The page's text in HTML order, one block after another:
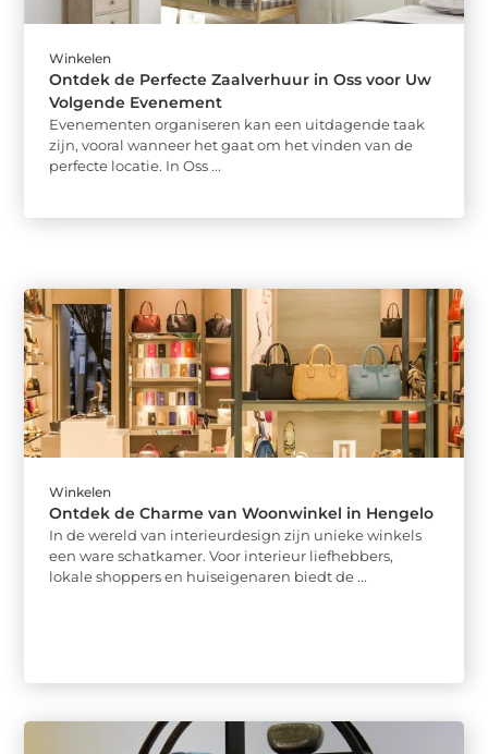
Winkelen
Ontdek de Perfecte Zaalverhuur in Oss voor Uw
Volgende Evenement
Evenementen organiseren kan een uitdagende taak
zijn, vooral wanneer het gaat om het vinden van de
perfecte locatie. In Oss ...
Winkelen
Ontdek de Charme van Woonwinkel in Hengelo
In de wereld van interieurdesign zijn unieke winkels
een ware schatkamer. Voor interieur liefhebbers,
lokale shoppers en huiseigenaren biedt de ...